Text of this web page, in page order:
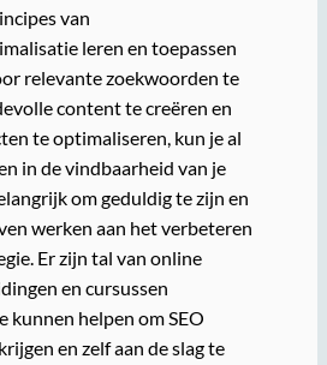
van
leren en toepassen
relevante zoekwoorden te
content te creëren en
te optimaliseren, kun je al
in de vindbaarheid van je
om geduldig te zijn en
werken aan het verbeteren
Er zijn tal van online
en cursussen
kunnen helpen om SEO
en zelf aan de slag te